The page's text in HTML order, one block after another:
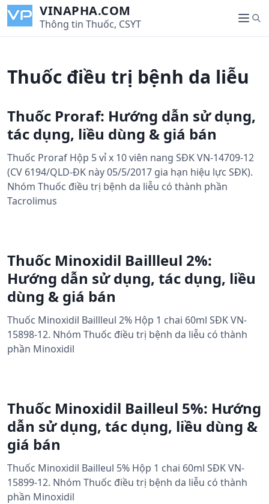
i
VINAPHA.COM
Thông tin Thuốc, CSYT
M
e
S
e
Thuốc điều trị bệnh da liễu
Thuốc Proraf: Hướng dẫn sử dụng,
tác dụng, liều dùng & giá bán
Thuốc Proraf Hộp 5 vỉ x 10 viên nang SĐK VN-14709-12
(CV 6194/QLD-ĐK này 05/5/2017 gia hạn hiệu lực SĐK).
Nhóm Thuốc điều trị bệnh da liễu có thành phần
Tacrolimus
Thuốc Minoxidil Baillleul 2%:
Hướng dẫn sử dụng, tác dụng, liều
dùng & giá bán
Thuốc Minoxidil Baillleul 2% Hộp 1 chai 60ml SĐK VN-
15898-12. Nhóm Thuốc điều trị bệnh da liễu có thành
phần Minoxidil
Thuốc Minoxidil Bailleul 5%: Hướng
dẫn sử dụng, tác dụng, liều dùng &
giá bán
Thuốc Minoxidil Bailleul 5% Hộp 1 chai 60ml SĐK VN-
15899-12. Nhóm Thuốc điều trị bệnh da liễu có thành
phần Minoxidil